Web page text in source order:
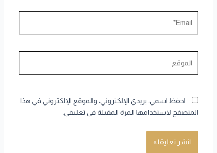
احفظ اسمي، بريدي الإلكتروني، والموقع الإلكتروني في هذا
المتصفح لاستخدامها المرة المقبلة في تعليقي.